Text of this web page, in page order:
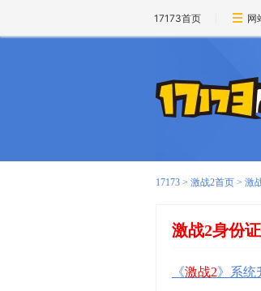
17173首页 网
17173 > 激战2首页 > 激
激战2身份
《激战2》系统